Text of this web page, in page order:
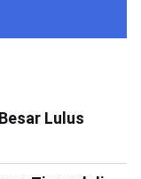
Lulus